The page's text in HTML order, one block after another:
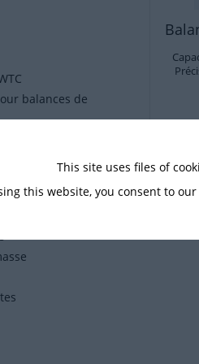
balances de
Ex
CPP
This site uses files of
this website, you consent to